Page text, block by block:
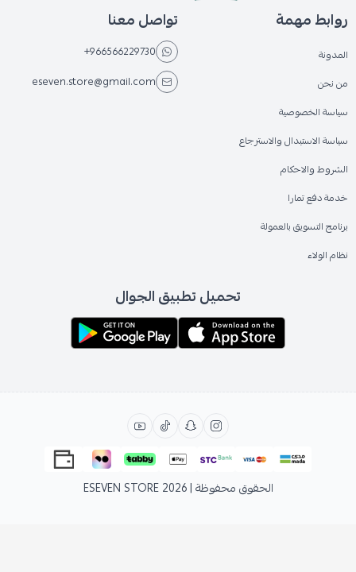
روابط مهمة
المدونة
من نحن
سياسة الخصوصية
سياسة الاستبدال والاسترجاع
الشروط والاحكام
خدمة دفع تمارا
برنامج التسويق بالعمولة
نظام الولاء
تواصل معنا
+966566229730
eseven.store@gmail.com
تحميل تطبيق الجوال
الحقوق محفوظة | 2026 ESEVEN STORE